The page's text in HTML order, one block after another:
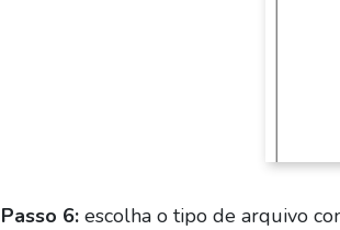
Passo 6: escolha o tipo de arquivo